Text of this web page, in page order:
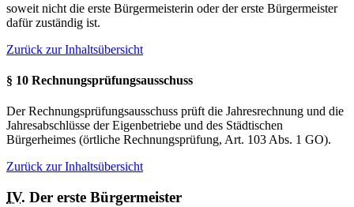
soweit nicht die erste Bürgermeisterin oder der erste Bürgermeister
dafür zuständig ist.
Zurück zur Inhaltsübersicht
§ 10 Rechnungsprüfungsausschuss
Der Rechnungsprüfungsausschuss prüft die Jahresrechnung und die
Jahresabschlüsse der Eigenbetriebe und des Städtischen
Bürgerheimes (örtliche Rechnungsprüfung, Art. 103 Abs. 1 GO).
Zurück zur Inhaltsübersicht
IV. Der erste Bürgermeister